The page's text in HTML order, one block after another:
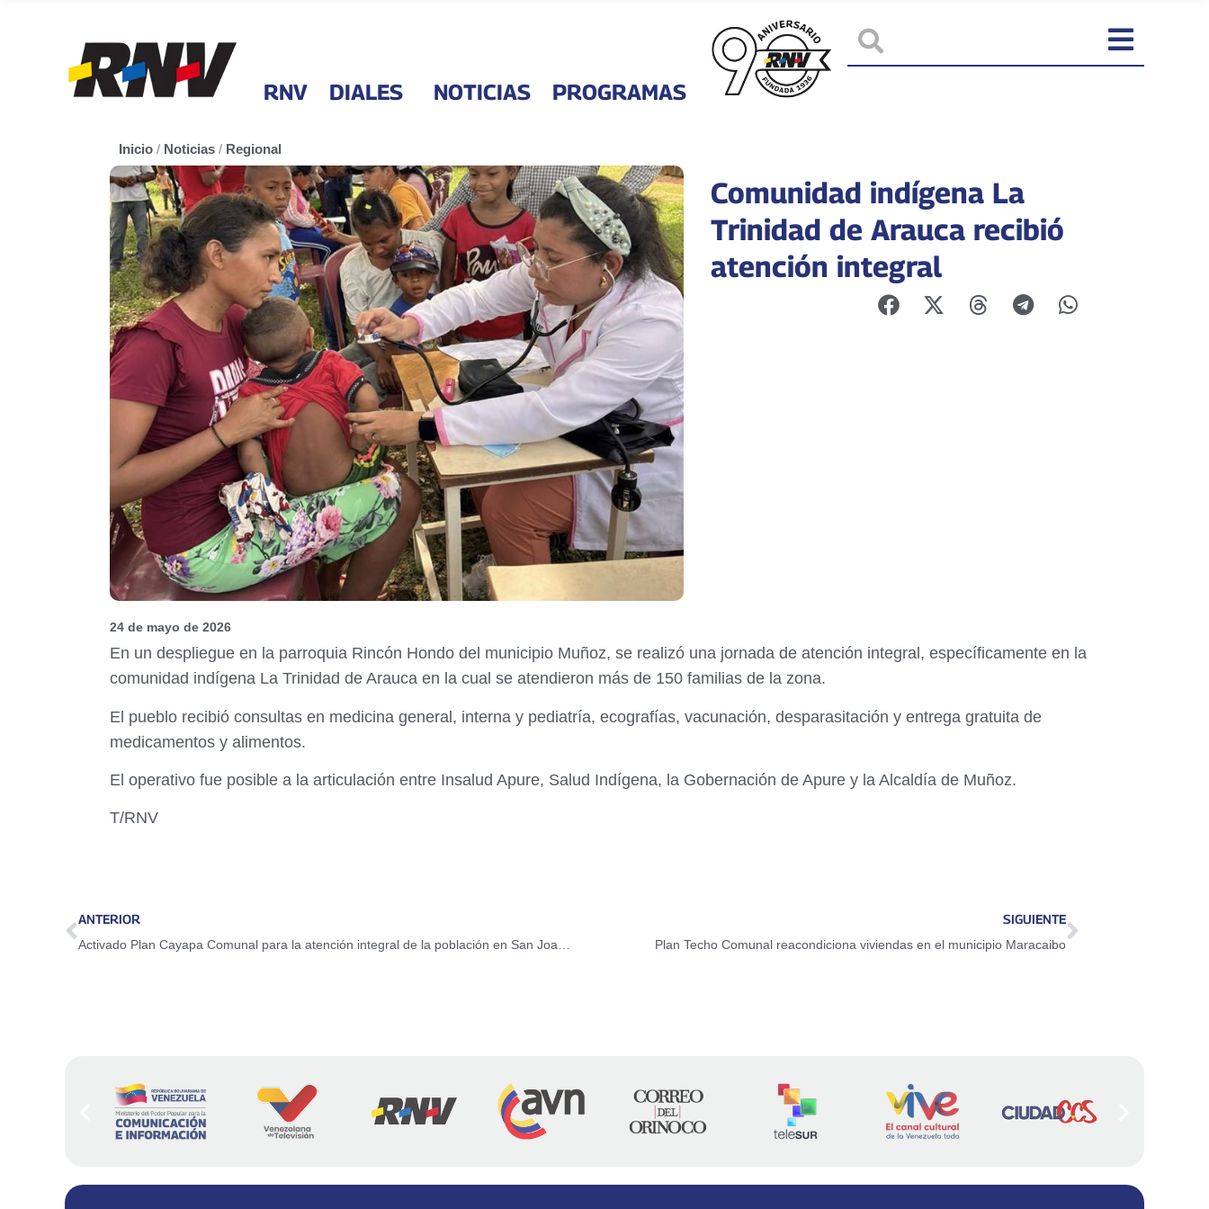
RNV DIALES NOTICIAS PROGRAMAS
Inicio / Noticias / Regional
Comunidad indígena La
Trinidad de Arauca recibió
atención integral
24 de mayo de 2026
En un despliegue en la parroquia Rincón Hondo del municipio Muñoz, se realizó una jornada de atención integral, específicamente en la
comunidad indígena La Trinidad de Arauca en la cual se atendieron más de 150 familias de la zona.
El pueblo recibió consultas en medicina general, interna y pediatría, ecografías, vacunación, desparasitación y entrega gratuita de
medicamentos y alimentos.
El operativo fue posible a la articulación entre Insalud Apure, Salud Indígena, la Gobernación de Apure y la Alcaldía de Muñoz.
T/RNV
ANTERIOR SIGUIENTE
Plan Techo Comunal reacondiciona viviendas en el municipio Maracaibo